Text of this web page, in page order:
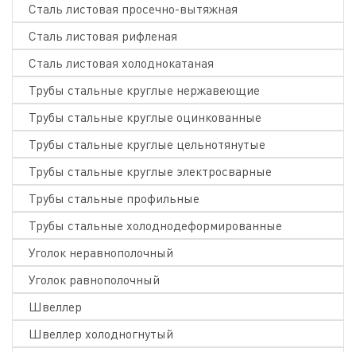
Сталь листовая просечно-вытяжная
Сталь листовая рифленая
Сталь листовая холоднокатаная
Трубы стальные круглые нержавеющие
Трубы стальные круглые оцинкованные
Трубы стальные круглые цельнотянутые
Трубы стальные круглые электросварные
Трубы стальные профильные
Трубы стальные холоднодеформированные
Уголок неравнополочный
Уголок равнополочный
Швеллер
Швеллер холодногнутый